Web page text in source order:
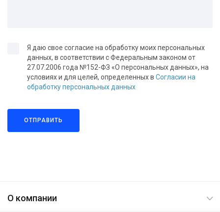
Я даю свое согласие на обработку моих персональных
данных, в соответствии с Федеральным законом от
27.07.2006 года №152-ФЗ «О персональных данных», на
условиях и для целей, определенных в Согласии на
обработку персональных данных
ОТПРАВИТЬ
О компании